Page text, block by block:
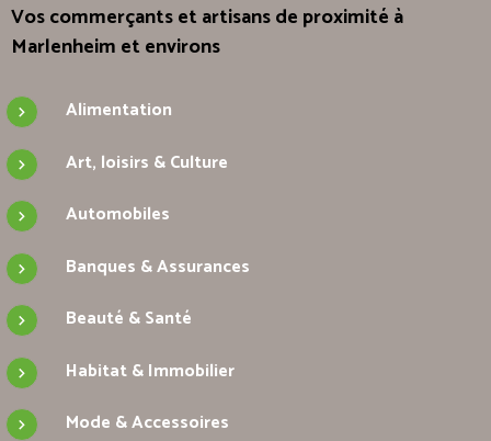
Vos commerçants et artisans de proximité à
Marlenheim et environs
Alimentation
Art, loisirs & Culture
Automobiles
Banques & Assurances
Beauté & Santé
Habitat & Immobilier
Mode & Accessoires